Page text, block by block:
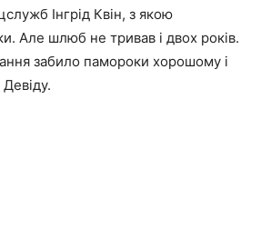
Інгрід Квін, з якою
Але шлюб не тривав і двох років.
забило памороки хорошому і